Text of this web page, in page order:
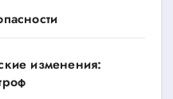
изменения: